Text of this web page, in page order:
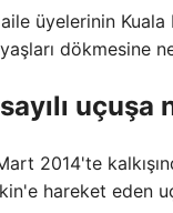
üyelerinin
dökmesine
uçuşa
2014'te
hareket eden